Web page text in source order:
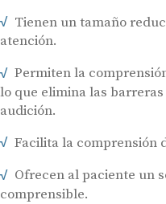
Tienen un tamaño
atención.
Permiten la
lo que elimina las
audición.
Facilita la comprensión
Ofrecen al paciente un
comprensible.